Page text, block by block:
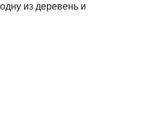
из деревень и